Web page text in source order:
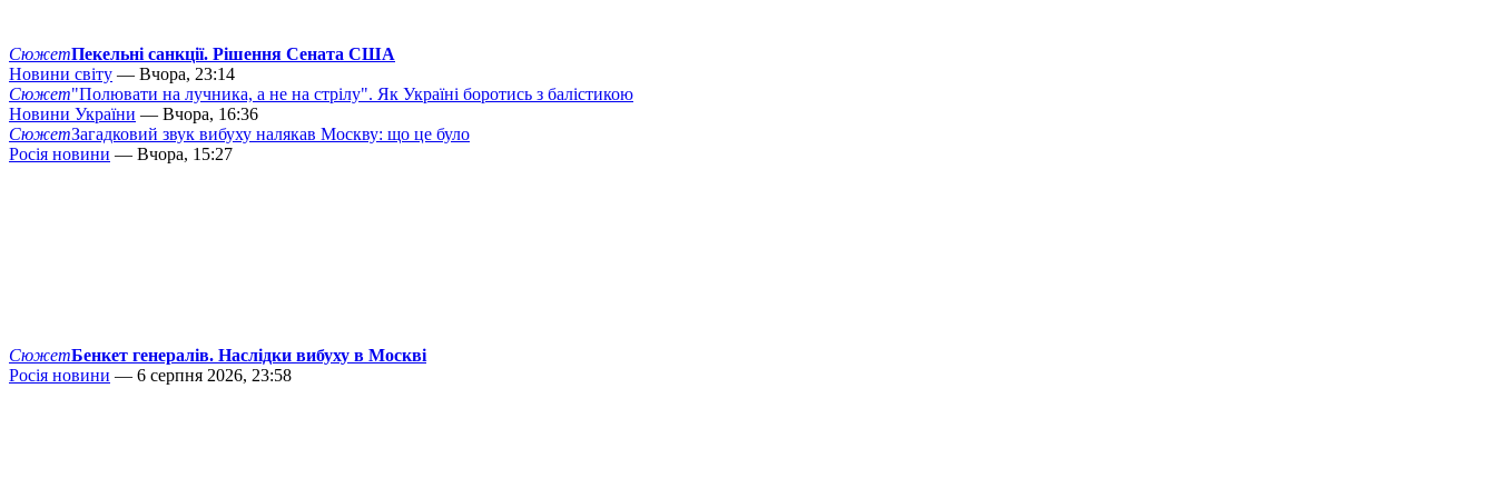
СюжетПекельні санкції. Рішення Сената США
Новини світу — Вчора, 23:14
Сюжет"Полювати на лучника, а не на стрілу". Як Україні боротись з балістикою
Новини України — Вчора, 16:36
СюжетЗагадковий звук вибуху налякав Москву: що це було
Росія новини — Вчора, 15:27
СюжетБенкет генералів. Наслідки вибуху в Москві
Росія новини — 6 серпня 2026, 23:58